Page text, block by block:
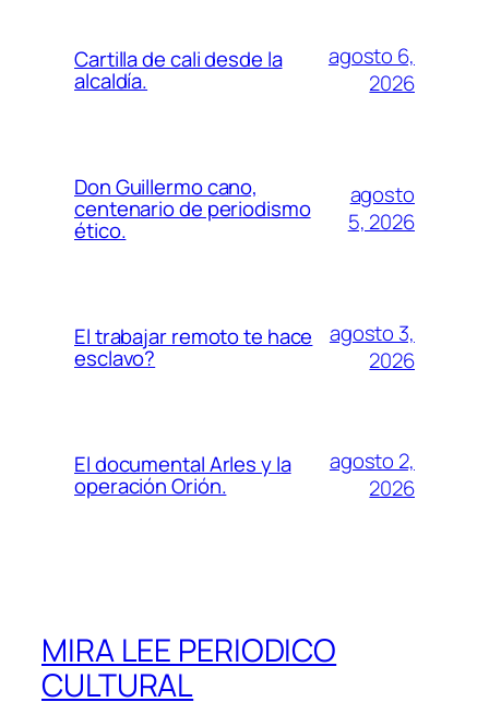
Cartilla de cali desde la
alcaldía.
agosto 6,
2026
Don Guillermo cano,
centenario de periodismo
ético.
agosto
5, 2026
El trabajar remoto te hace
esclavo?
agosto 3,
2026
El documental Arles y la
operación Orión.
agosto 2,
2026
MIRA LEE PERIODICO
CULTURAL